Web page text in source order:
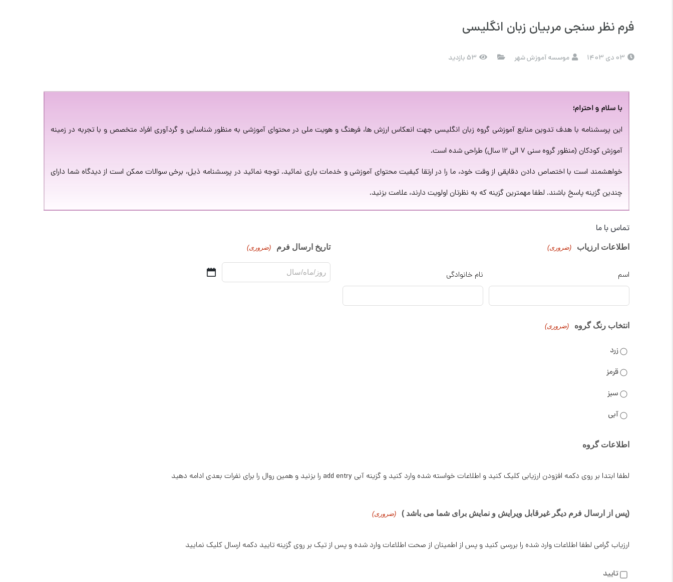
فرم نظر سنجی مربیان زبان انگلیسی
03 دی 1403 موسسه آموزش شهر 53 بازدید
با سلام و احترام؛
این پرسشنامه با هدف تدوین منابع آموزشی گروه زبان انگلیسی جهت انعکاس ارزش ها، فرهنگ و هویت ملی در محتوای آموزشی به منظور شناسایی و گردآوری افراد متخصص و با تجربه در زمینه
آموزش کودکان (منظور گروه سنی 7 الی 12 سال) طراحی شده است.
خواهشمند است با اختصاص دادن دقایقی از وقت خود، ما را در ارتقا کیفیت محتوای آموزشی و خدمات یاری نمائید. توجه نمائید در پرسشنامه ذیل، برخی سوالات ممکن است از دیدگاه شما دارای
چندین گزینه پاسخ باشند. لطفا مهمترین گزینه که به نظرتان اولویت دارند، علامت بزنید.
تماس با ما
اطلاعات ارزیاب (ضروری)
اسم نام خانوادگی
تاریخ ارسال فرم (ضروری)
انتخاب رنگ گروه (ضروری)
زرد
قرمز
سبز
آبی
اطلاعات گروه
لطفا ابتدا بر روی دکمه افزودن ارزیابی کلیک کنید و اطلاعات خواسته شده وارد کنید و گزینه آبی add entry را بزنید و همین روال را برای نفرات بعدی ادامه دهید
(پس از ارسال فرم دیگر غیرقابل ویرایش و نمایش برای شما می باشد ) (ضروری)
ارزیاب گرامی لطفا اطلاعات وارد شده را بررسی کنید و پس از اطمینان از صحت اطلاعات وارد شده و پس از تیک بر روی گزینه تایید دکمه ارسال کلیک نمایید
تایید